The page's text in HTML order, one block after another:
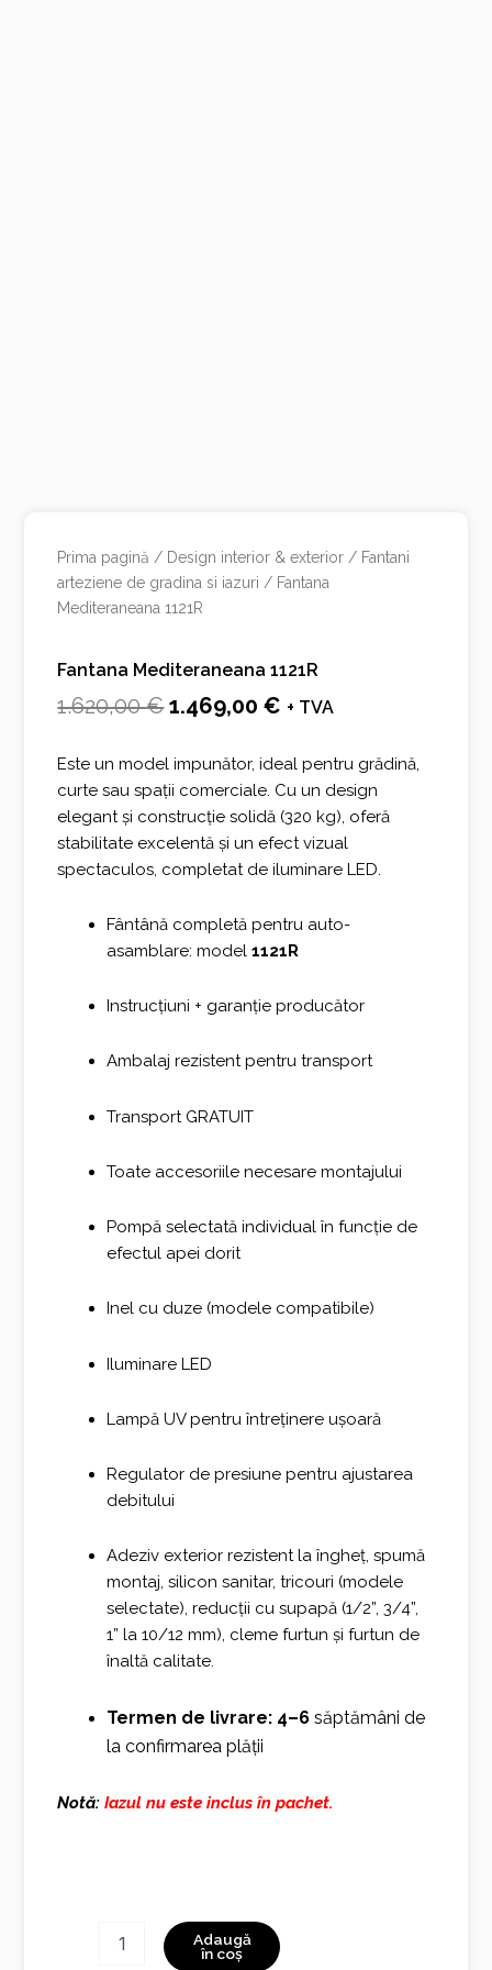
Prima pagină / Design interior & exterior / Fantani
arteziene de gradina si iazuri / Fantana
Mediteraneana 1121R
Fantana Mediteraneana 1121R
1.620,00€Prețul
a
fost:
1.620,00 €.
1.469,00€ Prețul
este:
1.469,00 €.
+ TVA
Este un model impunător, ideal pentru grădină,
curte sau spații comerciale. Cu un design
elegant și construcție solidă (320 kg), oferă
stabilitate excelentă și un efect vizual
spectaculos, completat de iluminare LED.
Fântână completă pentru auto-
asamblare: model1121R
Instrucțiuni + garanție producător
Ambalaj rezistent pentru transport
Transport GRATUIT
Toate accesoriile necesare montajului
Pompă selectată individual în funcție de
efectul apei dorit
Inel cu duze (modele compatibile)
Iluminare LED
Lampă UV pentru întreținere ușoară
Regulator de presiune pentru ajustarea
debitului
Adeziv exterior rezistent la îngheț, spumă
montaj, silicon sanitar, tricouri (modele
selectate), reducții cu supapă (1/2”, 3/4”,
1” la 10/12 mm), cleme furtun și furtun de
înaltă calitate.
Termen de livrare: 4–6 săptămâni de
la confirmarea plății
Notă: Iazul nu este inclus în pachet.
Adaugă
în coș